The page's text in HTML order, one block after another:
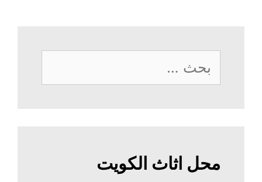
البحث
عن:
محل اثاث الكويت